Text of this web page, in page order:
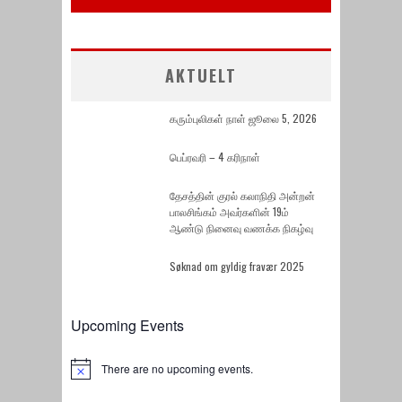
AKTUELT
கரும்புலிகள் நாள் ஜூலை 5, 2026
பெப்ரவரி – 4 கரிநாள்
தேசத்தின் குரல் கலாநிதி அன்றன்
பாலசிங்கம் அவர்களின் 19ம்
ஆண்டு நினைவு வணக்க நிகழ்வு
Søknad om gyldig fravær 2025
Upcoming Events
Notice There are no upcoming events.